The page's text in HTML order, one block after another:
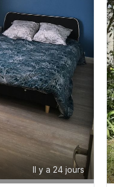
Il y a 24 jours